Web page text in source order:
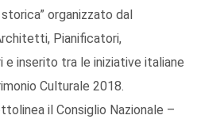
organizzato dal
Pianificatori,
e inserito tra le iniziative italiane
Culturale 2018.
il Consiglio Nazionale –